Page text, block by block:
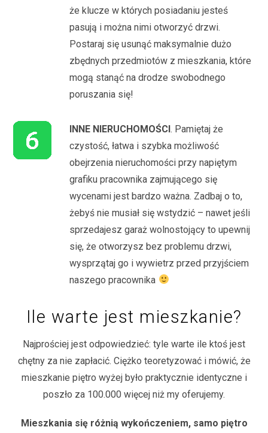
że klucze w których posiadaniu jesteś
pasują i można nimi otworzyć drzwi.
Postaraj się usunąć maksymalnie dużo
zbędnych przedmiotów z mieszkania, które
mogą stanąć na drodze swobodnego
poruszania się!
INNE NIERUCHOMOŚCI. Pamiętaj że
czystość, łatwa i szybka możliwość
obejrzenia nieruchomości przy napiętym
grafiku pracownika zajmującego się
wycenami jest bardzo ważna. Zadbaj o to,
żebyś nie musiał się wstydzić – nawet jeśli
sprzedajesz garaż wolnostojący to upewnij
się, że otworzysz bez problemu drzwi,
wysprzątaj go i wywietrz przed przyjściem
naszego pracownika
Ile warte jest mieszkanie?
Najprościej jest odpowiedzieć: tyle warte ile ktoś jest
chętny za nie zapłacić. Ciężko teoretyzować i mówić, że
mieszkanie piętro wyżej było praktycznie identyczne i
poszło za 100.000 więcej niż my oferujemy.
Mieszkania się różnią wykończeniem, samo piętro